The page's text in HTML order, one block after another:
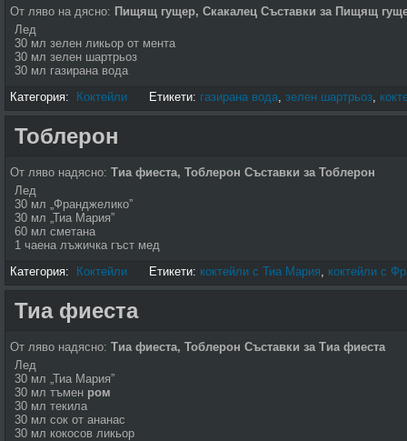
От ляво на дясно: Пищящ гущер, Скакалец Съставки за Пищящ
Лед
30 мл зелен ликьор от мента
30 мл зелен шартрьоз
30 мл газирана вода
Категория:
Коктейли Етикети: газирана вода, зелен шартрьоз,
Тоблерон
От ляво надясно: Тиа фиеста, Тоблерон Съставки за Тоблерон
Лед
30 мл „Франджелико”
30 мл „Тиа Мария”
60 мл сметана
1 чаена лъжичка гъст мед
Категория:
Коктейли Етикети: коктейли с Тиа Мария, коктейли с
Тиа фиеста
От ляво надясно: Тиа фиеста, Тоблерон Съставки за Тиа фиеста
Лед
30 мл „Тиа Мария”
30 мл тъмен ром
30 мл текила
30 мл сок от ананас
30 мл кокосов ликьор